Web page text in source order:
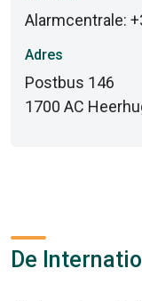
Alarmcentrale:
Adres
Postbus 146
1700 AC
De